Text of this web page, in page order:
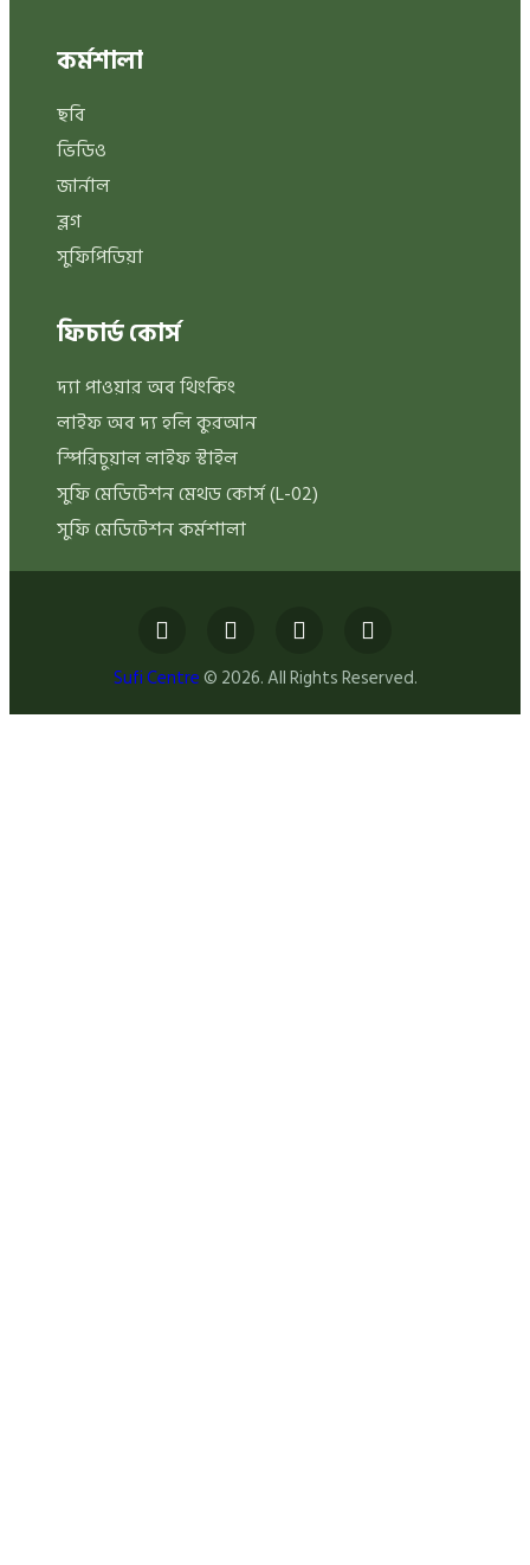
কর্মশালা
ছবি
ভিডিও
জার্নাল
ব্লগ
সুফিপিডিয়া
ফিচার্ড কোর্স
দ্যা পাওয়ার অব থিংকিং
লাইফ অব দ্য হলি কুরআন
স্পিরিচুয়াল লাইফ স্টাইল
সুফি মেডিটেশন মেথড কোর্স (L-02)
সুফি মেডিটেশন কর্মশালা
Sufi Centre© 2026. All Rights Reserved.